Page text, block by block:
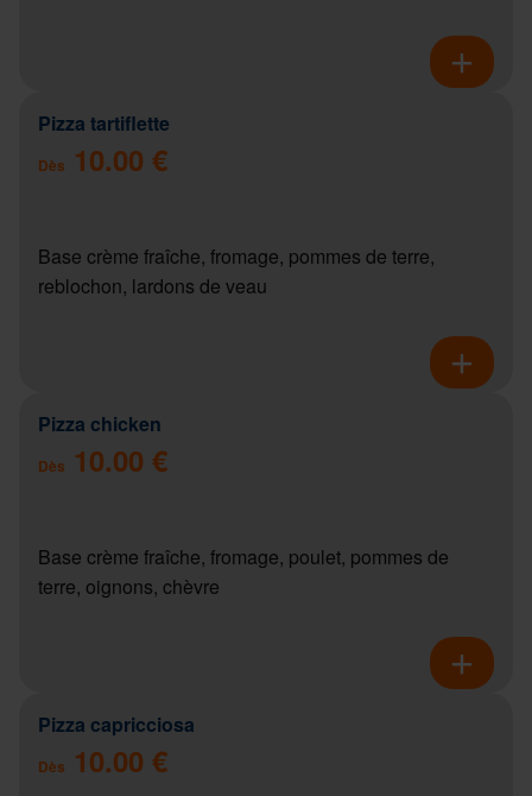
Pizza tartiflette
Dès 10.00 €
Base crème fraîche, fromage, pommes de terre,
reblochon, lardons de veau
Pizza chicken
Dès 10.00 €
Base crème fraîche, fromage, poulet, pommes de
terre, oignons, chèvre
Pizza capricciosa
Dès 10.00 €